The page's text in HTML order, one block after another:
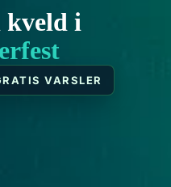
kveld i
VARSLER